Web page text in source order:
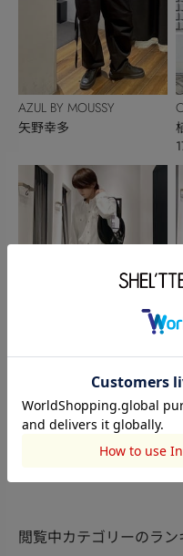
AZUL BY MOUSSY
矢野幸多
AZUL BY MOUSSY
渡邉輝誠
183cm
このアイテムを見た人
閲覧中カテゴリーのラン